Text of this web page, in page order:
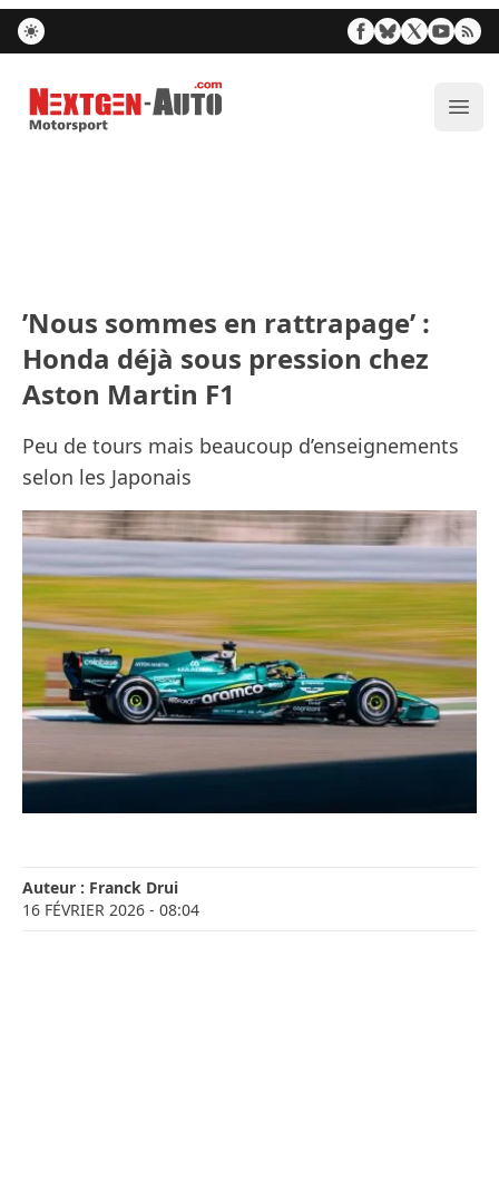
Nextgen-Auto.com
’Nous sommes en rattrapage’ :
Honda déjà sous pression chez
Aston Martin F1
Peu de tours mais beaucoup d’enseignements
selon les Japonais
Auteur : Franck Drui
16 FÉVRIER 2026 - 08:04